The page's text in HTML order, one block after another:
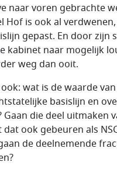
naar voren gebrachte
Hof is ook al
gepast. En door zijn
kabinet naar mogelijk
weg dan ooit.
wat is de waarde
basislijn en
die deel uitmaken
ook gebeuren als
de deelnemende